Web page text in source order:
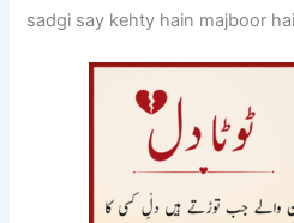
sadgi say kehty hain majboor